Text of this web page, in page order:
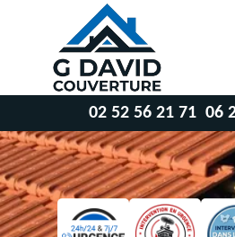
02 52 56 21 71 06